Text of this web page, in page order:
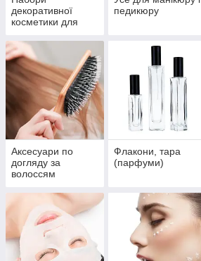
декоративної
косметики для
педикюру
Аксесуари по
догляду за
волоссям
Флакони, тара
(парфуми)